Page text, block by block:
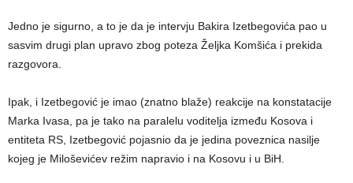
Jedno je sigurno, a to je da je intervju Bakira Izetbegovića pao u
sasvim drugi plan upravo zbog poteza Željka Komšića i prekida
razgovora.
Ipak, i Izetbegović je imao (znatno blaže) reakcije na konstatacije
Marka Ivasa, pa je tako na paralelu voditelja između Kosova i
entiteta RS, Izetbegović pojasnio da je jedina poveznica nasilje
kojeg je Miloševićev režim napravio i na Kosovu i u BiH.